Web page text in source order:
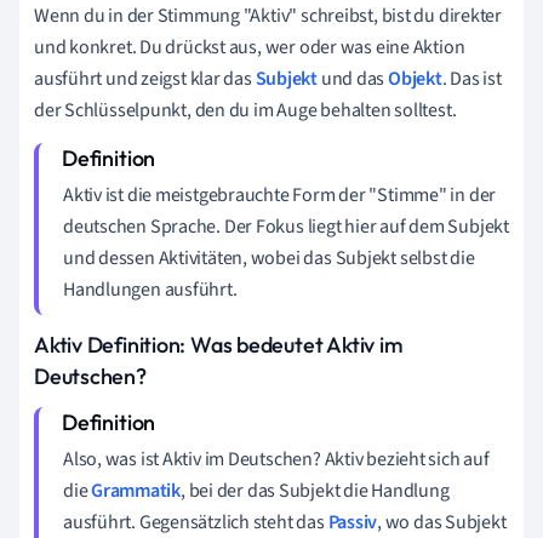
Wenn du in der Stimmung "Aktiv" schreibst, bist du direkter
und konkret. Du drückst aus, wer oder was eine Aktion
ausführt und zeigst klar dasSubjektund dasObjekt. Das ist
der Schlüsselpunkt, den du im Auge behalten solltest.
Aktiv ist die meistgebrauchte Form der "Stimme" in der
deutschen Sprache. Der Fokus liegt hier auf dem Subjekt
und dessen Aktivitäten, wobei das Subjekt selbst die
Handlungen ausführt.
Aktiv Definition: Was bedeutet Aktiv im
Deutschen?
Also, was ist Aktiv im Deutschen? Aktiv bezieht sich auf
dieGrammatik, bei der das Subjekt die Handlung
ausführt. Gegensätzlich steht dasPassiv, wo das Subjekt